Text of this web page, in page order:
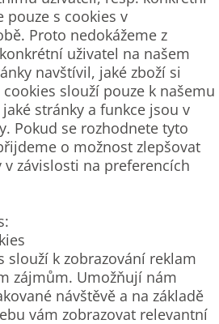
pouze s cookies v
Proto nedokážeme z
uživatel na našem
navštívil, jaké zboží si
slouží pouze k našemu
stránky a funkce jsou v
Pokud se rozhodnete tyto
o možnost zlepšovat
v závislosti na preferencích
slouží k zobrazování reklam
zájmům. Umožňují nám
návštěvě a na základě
vám zobrazovat relevantní